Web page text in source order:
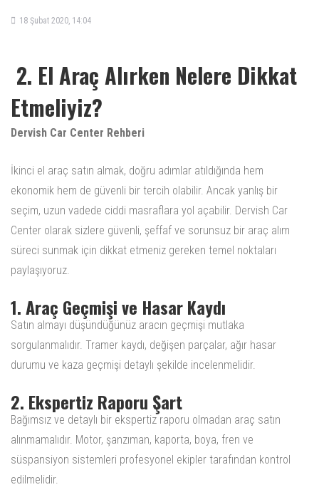
18 Şubat 2020, 14:04
2. El Araç Alırken Nelere Dikkat
Etmeliyiz?
Dervish Car Center Rehberi
İkinci el araç satın almak, doğru adımlar atıldığında hem
ekonomik hem de güvenli bir tercih olabilir. Ancak yanlış bir
seçim, uzun vadede ciddi masraflara yol açabilir. Dervish Car
Center olarak sizlere güvenli, şeffaf ve sorunsuz bir araç alım
süreci sunmak için dikkat etmeniz gereken temel noktaları
paylaşıyoruz.
1. Araç Geçmişi ve Hasar Kaydı
Satın almayı düşündüğünüz aracın geçmişi mutlaka
sorgulanmalıdır. Tramer kaydı, değişen parçalar, ağır hasar
durumu ve kaza geçmişi detaylı şekilde incelenmelidir.
2. Ekspertiz Raporu Şart
Bağımsız ve detaylı bir ekspertiz raporu olmadan araç satın
alınmamalıdır. Motor, şanzıman, kaporta, boya, fren ve
süspansiyon sistemleri profesyonel ekipler tarafından kontrol
edilmelidir.